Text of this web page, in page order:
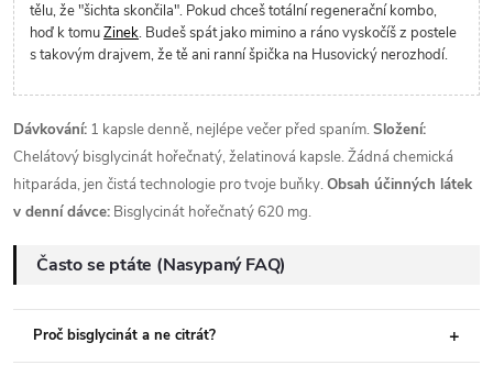
tělu, že "šichta skončila". Pokud chceš totální regenerační kombo,
hoď k tomuZinek. Budeš spát jako mimino a ráno vyskočíš z postele
s takovým drajvem, že tě ani ranní špička na Husovický nerozhodí.
Dávkování: 1 kapsle denně, nejlépe večer před spaním.Složení:
Chelátový bisglycinát hořečnatý, želatinová kapsle. Žádná chemická
hitparáda, jen čistá technologie pro tvoje buňky.Obsah účinných látek
v denní dávce: Bisglycinát hořečnatý 620 mg.
Často se ptáte (Nasypaný FAQ)
Proč bisglycinát a ne citrát?